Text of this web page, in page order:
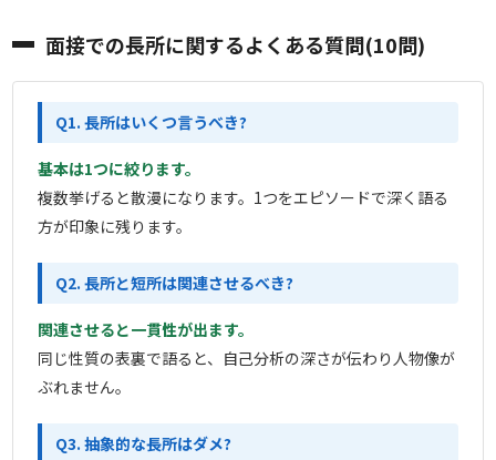
面接での長所に関するよくある質問(10問)
Q1. 長所はいくつ言うべき?
基本は1つに絞ります。
複数挙げると散漫になります。1つをエピソードで深く語る
方が印象に残ります。
Q2. 長所と短所は関連させるべき?
関連させると一貫性が出ます。
同じ性質の表裏で語ると、自己分析の深さが伝わり人物像が
ぶれません。
Q3. 抽象的な長所はダメ?